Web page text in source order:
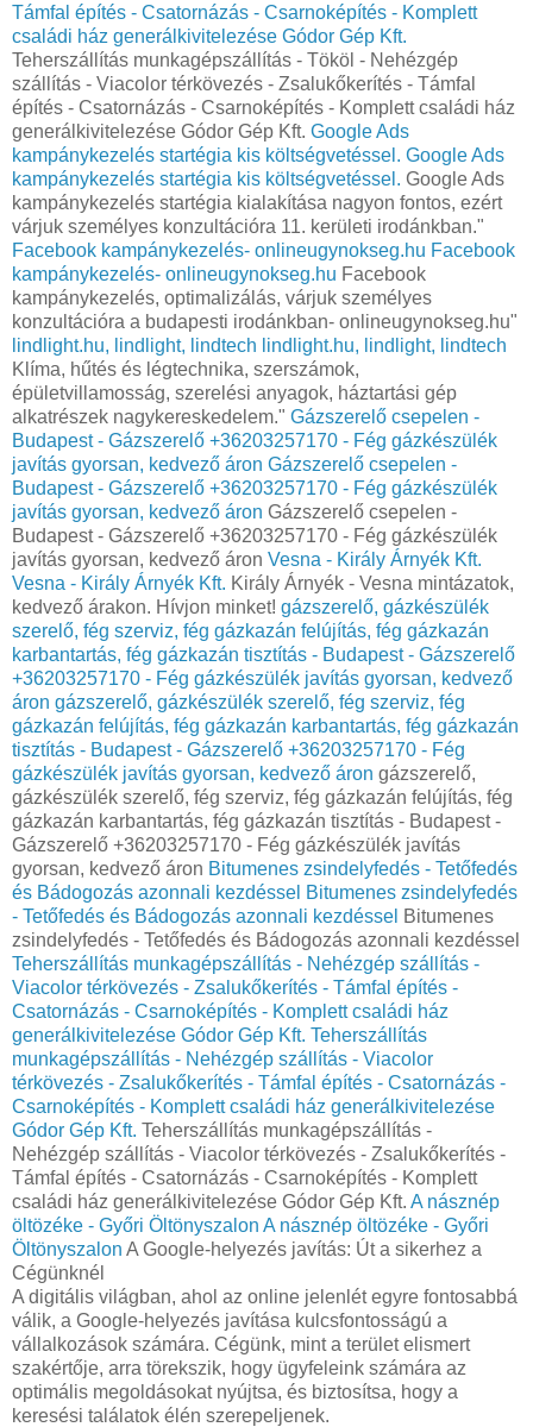
Támfal építés - Csatornázás - Csarnoképítés - Komplett
családi ház generálkivitelezése Gódor Gép Kft.
Teherszállítás munkagépszállítás - Tököl - Nehézgép
szállítás - Viacolor térkövezés - Zsalukőkerítés - Támfal
építés - Csatornázás - Csarnoképítés - Komplett családi ház
generálkivitelezése Gódor Gép Kft. Google Ads
kampánykezelés startégia kis költségvetéssel. Google Ads
kampánykezelés startégia kis költségvetéssel. Google Ads
kampánykezelés startégia kialakítása nagyon fontos, ezért
várjuk személyes konzultációra 11. kerületi irodánkban."
Facebook kampánykezelés- onlineugynokseg.hu Facebook
kampánykezelés- onlineugynokseg.hu Facebook
kampánykezelés, optimalizálás, várjuk személyes
konzultációra a budapesti irodánkban- onlineugynokseg.hu"
lindlight.hu, lindlight, lindtech lindlight.hu, lindlight, lindtech
Klíma, hűtés és légtechnika, szerszámok,
épületvillamosság, szerelési anyagok, háztartási gép
alkatrészek nagykereskedelem." Gázszerelő csepelen -
Budapest - Gázszerelő +36203257170 - Fég gázkészülék
javítás gyorsan, kedvező áron Gázszerelő csepelen -
Budapest - Gázszerelő +36203257170 - Fég gázkészülék
javítás gyorsan, kedvező áron Gázszerelő csepelen -
Budapest - Gázszerelő +36203257170 - Fég gázkészülék
javítás gyorsan, kedvező áron Vesna - Király Árnyék Kft.
Vesna - Király Árnyék Kft. Király Árnyék - Vesna mintázatok,
kedvező árakon. Hívjon minket! gázszerelő, gázkészülék
szerelő, fég szerviz, fég gázkazán felújítás, fég gázkazán
karbantartás, fég gázkazán tisztítás - Budapest - Gázszerelő
+36203257170 - Fég gázkészülék javítás gyorsan, kedvező
áron gázszerelő, gázkészülék szerelő, fég szerviz, fég
gázkazán felújítás, fég gázkazán karbantartás, fég gázkazán
tisztítás - Budapest - Gázszerelő +36203257170 - Fég
gázkészülék javítás gyorsan, kedvező áron gázszerelő,
gázkészülék szerelő, fég szerviz, fég gázkazán felújítás, fég
gázkazán karbantartás, fég gázkazán tisztítás - Budapest -
Gázszerelő +36203257170 - Fég gázkészülék javítás
gyorsan, kedvező áron Bitumenes zsindelyfedés - Tetőfedés
és Bádogozás azonnali kezdéssel Bitumenes zsindelyfedés
- Tetőfedés és Bádogozás azonnali kezdéssel Bitumenes
zsindelyfedés - Tetőfedés és Bádogozás azonnali kezdéssel
Teherszállítás munkagépszállítás - Nehézgép szállítás -
Viacolor térkövezés - Zsalukőkerítés - Támfal építés -
Csatornázás - Csarnoképítés - Komplett családi ház
generálkivitelezése Gódor Gép Kft. Teherszállítás
munkagépszállítás - Nehézgép szállítás - Viacolor
térkövezés - Zsalukőkerítés - Támfal építés - Csatornázás -
Csarnoképítés - Komplett családi ház generálkivitelezése
Gódor Gép Kft. Teherszállítás munkagépszállítás -
Nehézgép szállítás - Viacolor térkövezés - Zsalukőkerítés -
Támfal építés - Csatornázás - Csarnoképítés - Komplett
családi ház generálkivitelezése Gódor Gép Kft. A násznép
öltözéke - Győri Öltönyszalon A násznép öltözéke - Győri
Öltönyszalon A Google-helyezés javítás: Út a sikerhez a
Cégünknél
A digitális világban, ahol az online jelenlét egyre fontosabbá
válik, a Google-helyezés javítása kulcsfontosságú a
vállalkozások számára. Cégünk, mint a terület elismert
szakértője, arra törekszik, hogy ügyfeleink számára az
optimális megoldásokat nyújtsa, és biztosítsa, hogy a
keresési találatok élén szerepeljenek.